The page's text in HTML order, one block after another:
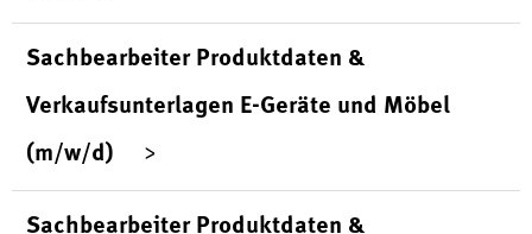
Sachbearbeiter Produktdaten &
Verkaufsunterlagen E-Geräte und Möbel
(m/w/d)
Sachbearbeiter Produktdaten &